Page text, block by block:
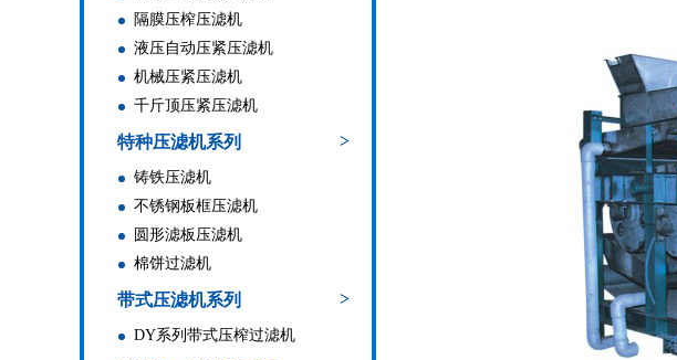
隔膜压榨压滤机
液压自动压紧压滤机
机械压紧压滤机
千斤顶压紧压滤机
>
特种压滤机系列
铸铁压滤机
不锈钢板框压滤机
圆形滤板压滤机
棉饼过滤机
>
带式压滤机系列
DY系列带式压榨过滤机